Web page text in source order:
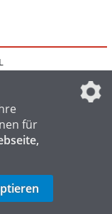
IMPRESSUM
für